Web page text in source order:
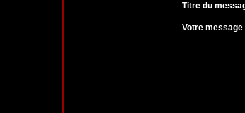
Titre du
Votre message